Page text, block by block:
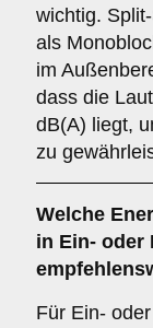
wichtig.
als
im
dass die
dB(A) liegt,
zu
Welche
in Ein- oder
Für Ein-